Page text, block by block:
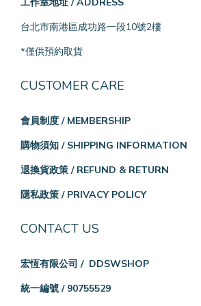
台北市南港區成功路一段10號2樓
*僅供預約取貨
CUSTOMER CARE
會員制度 / MEMBERSHIP
購物須知 / SHIPPING INFORMATION
退換貨政策 / REFUND & RETURN
隱私政策 / PRIVACY POLICY
CONTACT US
宏恆有限公司 / DDSWSHOP
統一編號 / 90755529